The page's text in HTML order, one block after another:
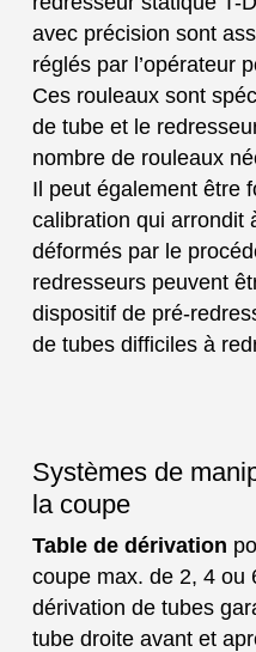
avec précision sont
réglés par l’opérateur
Ces rouleaux sont
de tube et le
nombre de rouleaux
Il peut également être
calibration qui arrondit
déformés par le
redresseurs peuvent
dispositif de pré-
de tubes difficiles à
Systèmes de
la coupe
Table de dérivation
coupe max. de 2, 4 ou
dérivation de tubes
tube droite avant et